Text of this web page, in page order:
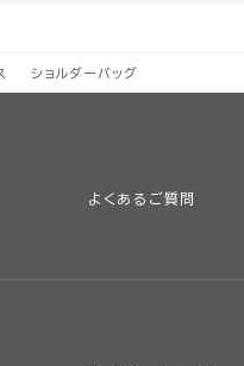
ショルダーバッグ
よくあるご質問